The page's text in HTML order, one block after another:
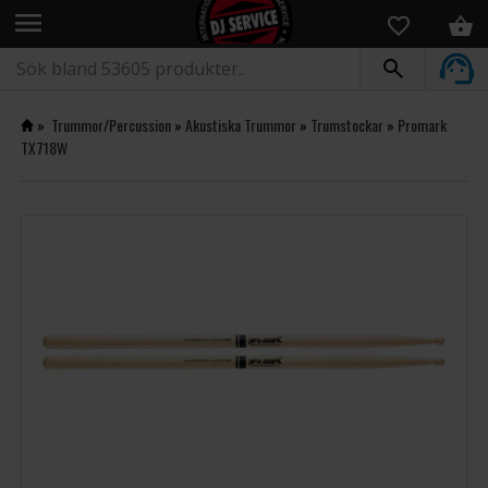
menu
» Trummor/Percussion» Akustiska Trummor» Trumstockar» Promark
TX718W